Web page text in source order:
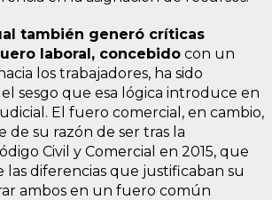
también generó críticas
laboral, concebido con un
los trabajadores, ha sido
sesgo que esa lógica introduce en
El fuero comercial, en cambio,
de su razón de ser tras la
Civil y Comercial en 2015, que
las diferencias que justificaban su
ambos en un fuero común